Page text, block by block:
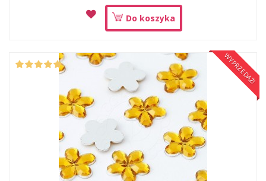
Do koszyka
WYPRZEDAŻ!